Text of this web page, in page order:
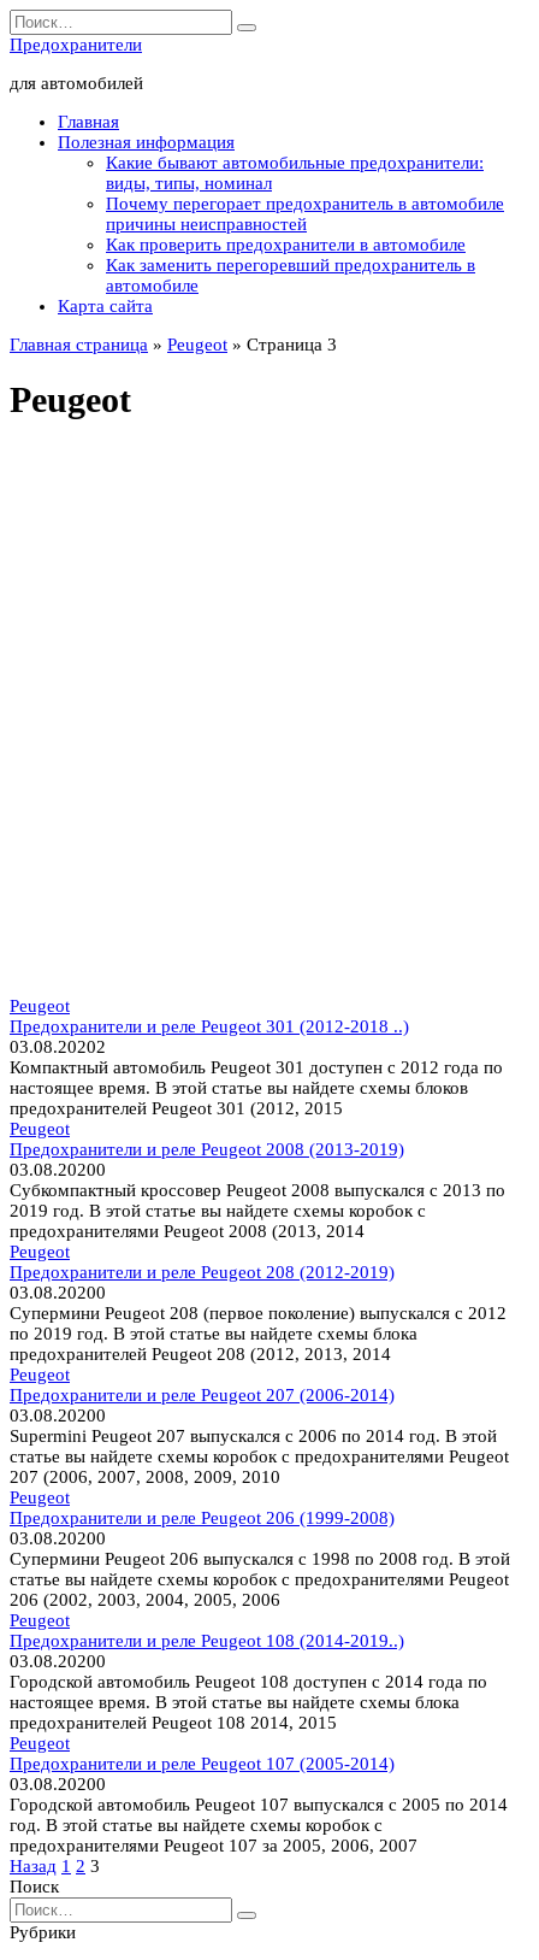
Перейти
к
содержанию
Search
for:
Предохранители
для автомобилей
Главная
Полезная информация
Какие бывают автомобильные предохранители:
виды, типы, номинал
Почему перегорает предохранитель в автомобиле
причины неисправностей
Как проверить предохранители в автомобиле
Как заменить перегоревший предохранитель в
автомобиле
Карта сайта
Главная страница » Peugeot » Страница 3
Peugeot
Peugeot
Предохранители и реле Peugeot 301 (2012-2018 ..)
03.08.20202
Компактный автомобиль Peugeot 301 доступен с 2012 года по
настоящее время. В этой статье вы найдете схемы блоков
предохранителей Peugeot 301 (2012, 2015
Peugeot
Предохранители и реле Peugeot 2008 (2013-2019)
03.08.20200
Субкомпактный кроссовер Peugeot 2008 выпускался с 2013 по
2019 год. В этой статье вы найдете схемы коробок с
предохранителями Peugeot 2008 (2013, 2014
Peugeot
Предохранители и реле Peugeot 208 (2012-2019)
03.08.20200
Супермини Peugeot 208 (первое поколение) выпускался с 2012
по 2019 год. В этой статье вы найдете схемы блока
предохранителей Peugeot 208 (2012, 2013, 2014
Peugeot
Предохранители и реле Peugeot 207 (2006-2014)
03.08.20200
Supermini Peugeot 207 выпускался с 2006 по 2014 год. В этой
статье вы найдете схемы коробок с предохранителями Peugeot
207 (2006, 2007, 2008, 2009, 2010
Peugeot
Предохранители и реле Peugeot 206 (1999-2008)
03.08.20200
Супермини Peugeot 206 выпускался с 1998 по 2008 год. В этой
статье вы найдете схемы коробок с предохранителями Peugeot
206 (2002, 2003, 2004, 2005, 2006
Peugeot
Предохранители и реле Peugeot 108 (2014-2019..)
03.08.20200
Городской автомобиль Peugeot 108 доступен с 2014 года по
настоящее время. В этой статье вы найдете схемы блока
предохранителей Peugeot 108 2014, 2015
Peugeot
Предохранители и реле Peugeot 107 (2005-2014)
03.08.20200
Городской автомобиль Peugeot 107 выпускался с 2005 по 2014
год. В этой статье вы найдете схемы коробок с
предохранителями Peugeot 107 за 2005, 2006, 2007
Пагинация
записей
Назад 1 2 3
Поиск
Search
for:
Рубрики